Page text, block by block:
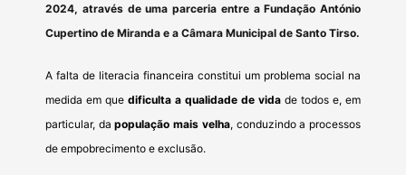
2024, através de uma parceria entre a Fundação António
Cupertino de Miranda e a Câmara Municipal de Santo Tirso.
A falta de literacia financeira constitui um problema social na
medida em que dificulta a qualidade de vida de todos e, em
particular, dapopulação mais velha, conduzindo a processos
de empobrecimento e exclusão.